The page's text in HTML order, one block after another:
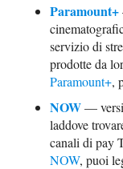
Paramount+
servizio di
prodotte da
Paramount+,
NOW—
laddove
canali di pay
NOW, puoi